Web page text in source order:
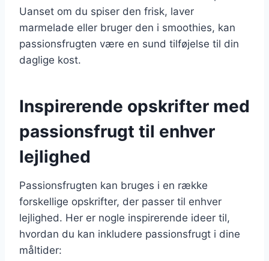
Uanset om du spiser den frisk, laver
marmelade eller bruger den i smoothies, kan
passionsfrugten være en sund tilføjelse til din
daglige kost.
Inspirerende opskrifter med
passionsfrugt til enhver
lejlighed
Passionsfrugten kan bruges i en række
forskellige opskrifter, der passer til enhver
lejlighed. Her er nogle inspirerende ideer til,
hvordan du kan inkludere passionsfrugt i dine
måltider: